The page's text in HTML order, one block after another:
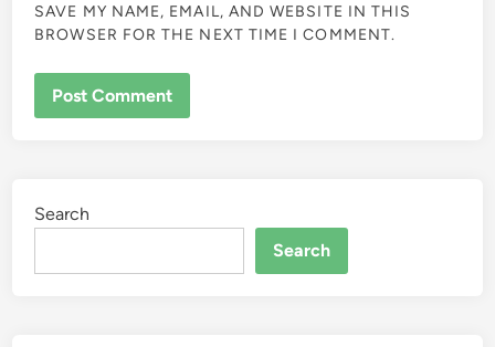
SAVE MY NAME, EMAIL, AND WEBSITE IN THIS
BROWSER FOR THE NEXT TIME I COMMENT.
Search
Search